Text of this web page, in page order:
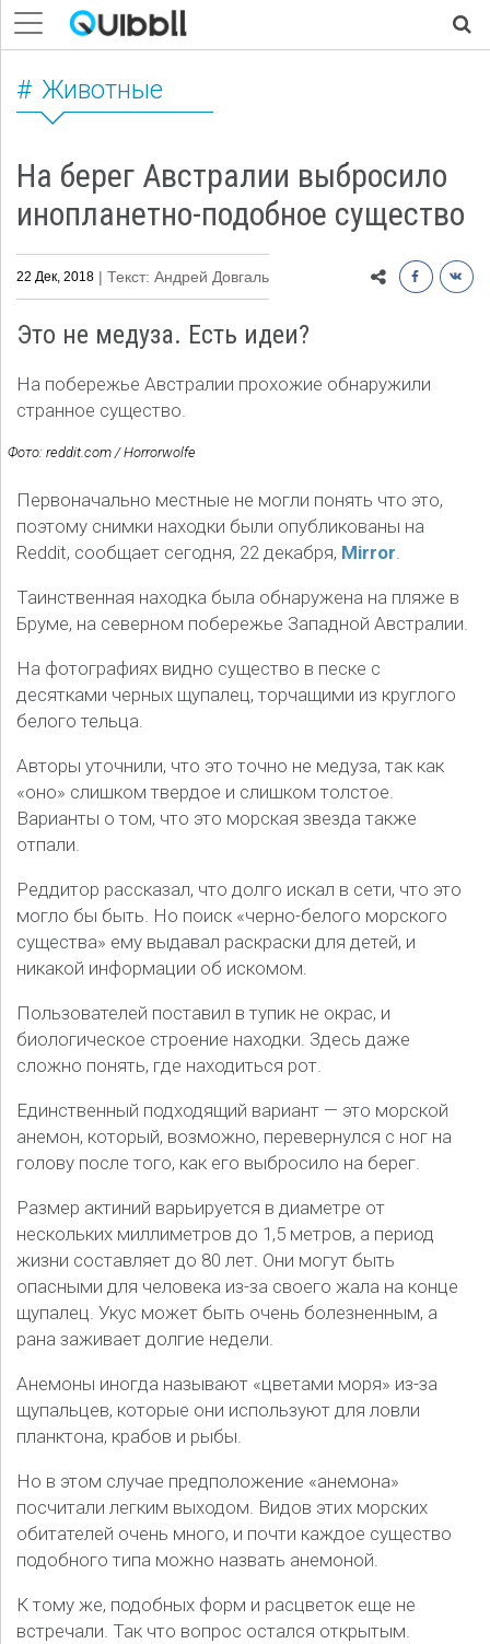
Животные
На берег Австралии выбросило
инопланетно-подобное существо
22 Дек, 2018 | Текст: Андрей Довгаль
Это не медуза. Есть идеи?
На побережье Австралии прохожие обнаружили
странное существо.
Фото: reddit.com / Horrorwolfe
Первоначально местные не могли понять что это,
поэтому снимки находки были опубликованы на
Reddit, сообщает сегодня, 22 декабря, Mirror.
Таинственная находка была обнаружена на пляже в
Бруме, на северном побережье Западной Австралии.
На фотографиях видно существо в песке с
десятками черных щупалец, торчащими из круглого
белого тельца.
Авторы уточнили, что это точно не медуза, так как
«оно» слишком твердое и слишком толстое.
Варианты о том, что это морская звезда также
отпали.
Реддитор рассказал, что долго искал в сети, что это
могло бы быть. Но поиск «черно-белого морского
существа» ему выдавал раскраски для детей, и
никакой информации об искомом.
Пользователей поставил в тупик не окрас, и
биологическое строение находки. Здесь даже
сложно понять, где находиться рот.
Единственный подходящий вариант — это морской
анемон, который, возможно, перевернулся с ног на
голову после того, как его выбросило на берег.
Размер актиний варьируется в диаметре от
нескольких миллиметров до 1,5 метров, а период
жизни составляет до 80 лет. Они могут быть
опасными для человека из-за своего жала на конце
щупалец. Укус может быть очень болезненным, а
рана заживает долгие недели.
Анемоны иногда называют «цветами моря» из-за
щупальцев, которые они используют для ловли
планктона, крабов и рыбы.
Но в этом случае предположение «анемона»
посчитали легким выходом. Видов этих морских
обитателей очень много, и почти каждое существо
подобного типа можно назвать анемоной.
К тому же, подобных форм и расцветок еще не
встречали. Так что вопрос остался открытым.